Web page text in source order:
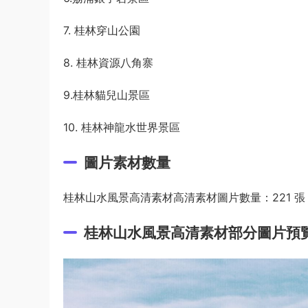
7. 桂林穿山公園
8. 桂林資源八角寨
9.桂林貓兒山景區
10. 桂林神龍水世界景區
圖片素材數量
桂林山水風景高清素材高清素材圖片數量：221 張
桂林山水風景高清素材部分圖片預